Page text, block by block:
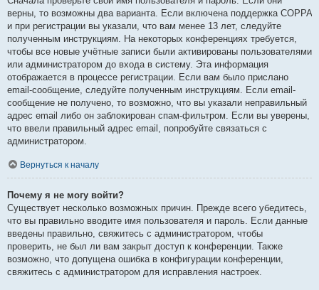
верны, то возможны два варианта. Если включена поддержка COPPA
и при регистрации вы указали, что вам менее 13 лет, следуйте
полученным инструкциям. На некоторых конференциях требуется,
чтобы все новые учётные записи были активированы пользователями
или администратором до входа в систему. Эта информация
отображается в процессе регистрации. Если вам было прислано
email-сообщение, следуйте полученным инструкциям. Если email-
сообщение не получено, то возможно, что вы указали неправильный
адрес email либо он заблокирован спам-фильтром. Если вы уверены,
что ввели правильный адрес email, попробуйте связаться с
администратором.
Вернуться к началу
Почему я не могу войти?
Существует несколько возможных причин. Прежде всего убедитесь,
что вы правильно вводите имя пользователя и пароль. Если данные
введены правильно, свяжитесь с администратором, чтобы
проверить, не был ли вам закрыт доступ к конференции. Также
возможно, что допущена ошибка в конфигурации конференции,
свяжитесь с администратором для исправления настроек.